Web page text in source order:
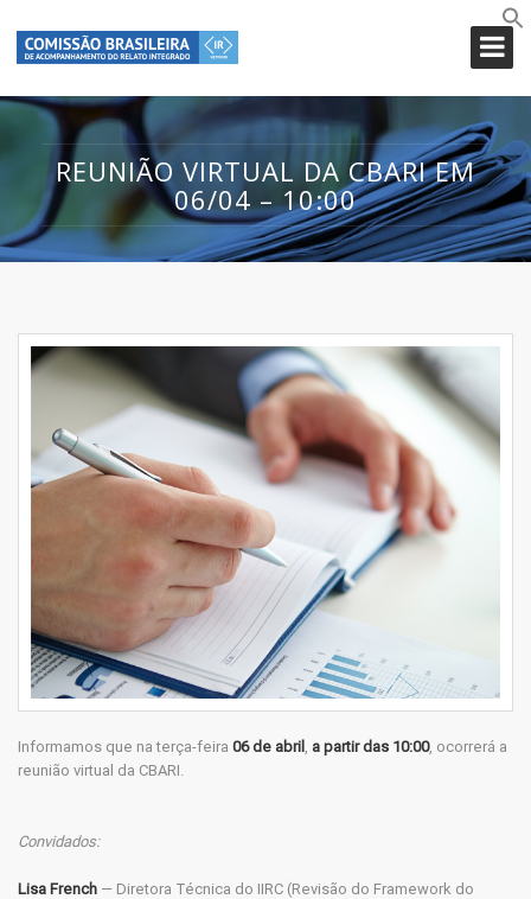
REUNIÃO VIRTUAL DA CBARI EM
06/04 – 10:00
Informamos que na terça-feira 06 de abril , a partir das 10:00, ocorrerá a
reunião virtual da CBARI.
Convidados:
Lisa French — Diretora Técnica do IIRC (Revisão do Framework do